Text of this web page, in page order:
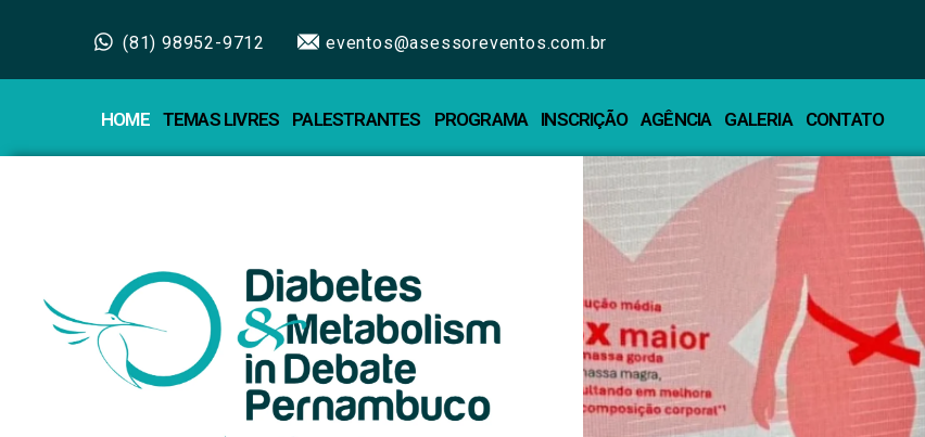
(81) 98952-9712 eventos@asessoreventos.com.br
HOME TEMAS LIVRES PALESTRANTES PROGRAMA INSCRIÇÃO AGÊNCIA GALERIA CONTATO